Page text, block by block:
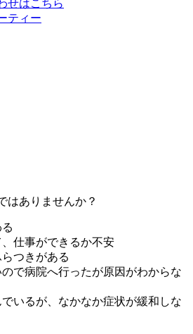
仕事ができるか不安
つきがある
で病院へ行ったが原因がわからな
いるが、なかなか症状が緩和しな